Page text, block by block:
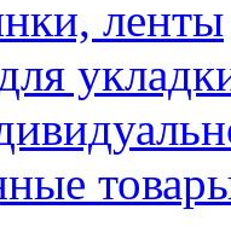
ленты